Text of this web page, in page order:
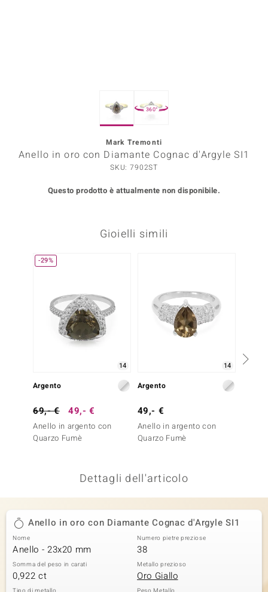
by de Melo
Classics
360°
Mark Tremonti
Anello in oro con Diamante Cognac d'Argyle SI1
SKU: 7902ST
Questo prodotto è attualmente non disponibile.
Gioielli simili
-29%
14
Argento
69,- € 49,- €
Anello in argento con
Quarzo Fumè
14
Argento
49,- €
Anello in argento con
Quarzo Fumè
Dettagli dell'articolo
Anello in oro con Diamante Cognac d'Argyle SI1
Nome
Anello - 23x20 mm
Numero pietre preziose
38
Somma del peso in carati
0,922 ct
Metallo prezioso
Oro Giallo